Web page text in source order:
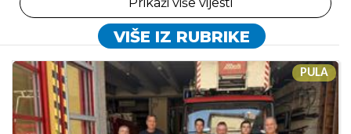
VIŠE IZ RUBRIKE
PULA